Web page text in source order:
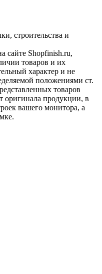
строительства и
сайте Shopfinish.ru,
товаров и их
характер и не
положениями ст.
товаров
оригинала продукции, в
вашего монитора, а